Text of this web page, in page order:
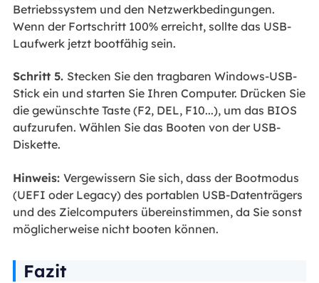
Betriebssystem und den Netzwerkbedingungen.
Wenn der Fortschritt 100% erreicht, sollte das USB-
Laufwerk jetzt bootfähig sein.
Schritt 5. Stecken Sie den tragbaren Windows-USB-
Stick ein und starten Sie Ihren Computer. Drücken Sie
die gewünschte Taste (F2, DEL, F10...), um das BIOS
aufzurufen. Wählen Sie das Booten von der USB-
Diskette.
Hinweis: Vergewissern Sie sich, dass der Bootmodus
(UEFI oder Legacy) des portablen USB-Datenträgers
und des Zielcomputers übereinstimmen, da Sie sonst
möglicherweise nicht booten können.
Fazit